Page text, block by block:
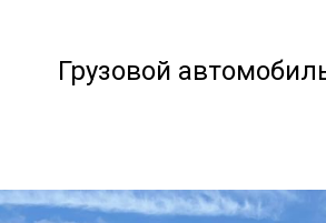
Грузовой